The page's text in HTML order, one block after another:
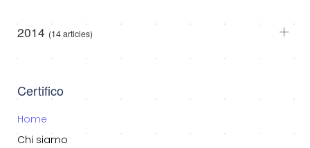
2014 (14 articles)
Certifico
Home
Chi siamo